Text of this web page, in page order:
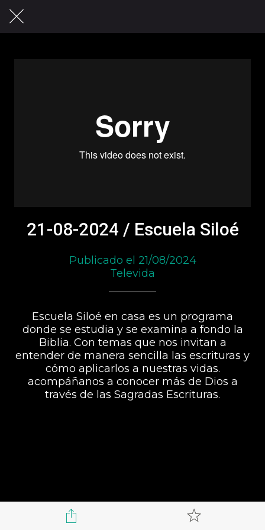
21-08-2024 / Escuela Siloé
Publicado el 21/08/2024
Televida
Escuela Siloé en casa es un programa
donde se estudia y se examina a fondo la
Biblia. Con temas que nos invitan a
entender de manera sencilla las escrituras y
cómo aplicarlos a nuestras vidas.
acompáñanos a conocer más de Dios a
través de las Sagradas Escrituras.